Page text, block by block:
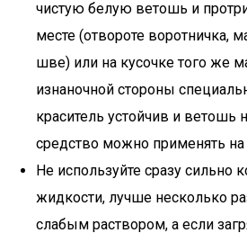
чистую белую ветошь и
месте (отвороте воротничка,
шве) или на кусочке того же
изнаночной стороны
краситель устойчив и ветошь
средство можно применять
Не используйте сразу сильно
жидкости, лучше несколько
слабым раствором, а если